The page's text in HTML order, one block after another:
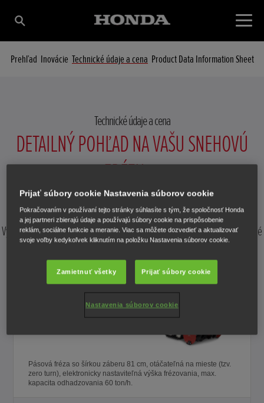
Prehľad Inovácie Technické údaje a cena Product Data Information Sheet
Technické údaje a cena
DETAILNÝ POHĽAD NA VAŠU SNEHOVÚ
FRÉZU
Vyberte snehovú frézu, pre ktorú chcete zobraziť podrobné technické
údaje.
HSS 1380i ETD
Pásová fréza so šírkou záberu 81 cm, otáčateľná na mieste (tzv.
zero turn), elektronicky nastaviteľná výška frézovania, max.
kapacita odhadzovania 60 ton/h.
Prijať súbory cookie Nastavenia súborov cookie
Pokračovaním v používaní tejto stránky súhlasíte s tým, že spoločnosť Honda
a jej partneri zbierajú údaje a používajú súbory cookie na prispôsobenie
reklám, sociálne funkcie a meranie. Viac sa môžete dozvedieť a aktualizovať
svoje voľby kedykoľvek kliknutím na položku Nastavenia súborov cookie.
Zamietnuť všetky Prijať súbory cookie
Nastavenia súborov cookie